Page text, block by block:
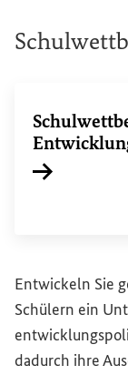
Entwickeln Sie
Schülern ein
dadurch ihre